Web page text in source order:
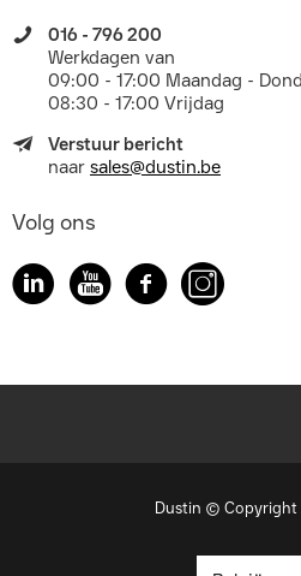
016 - 796 200
Werkdagen van
09:00 - 17:00 Maandag -
08:30 - 17:00 Vrijdag
Verstuur bericht
naar sales@dustin.be
Volg ons
Dustin © Copyright